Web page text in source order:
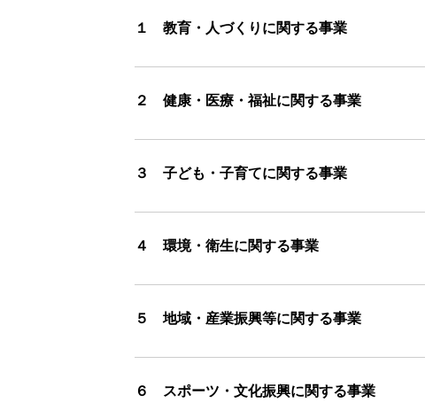
１ 教育・人づくりに関する事業
２ 健康・医療・福祉に関する事業
３ 子ども・子育てに関する事業
４ 環境・衛生に関する事業
５ 地域・産業振興等に関する事業
６ スポーツ・文化振興に関する事業